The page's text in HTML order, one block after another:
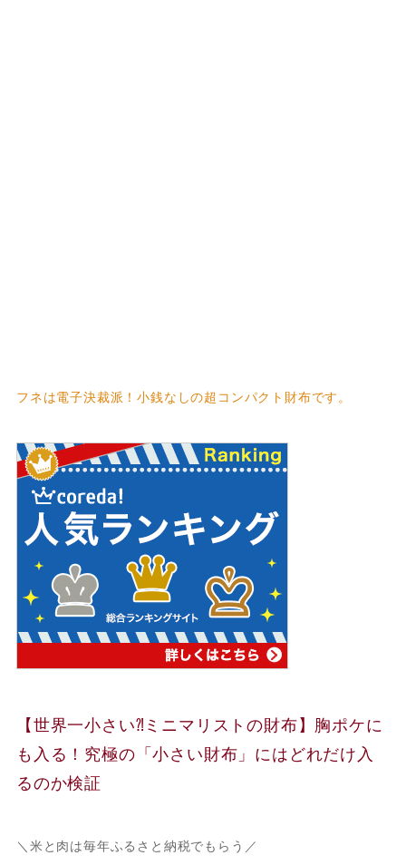
フネは電子決裁派！小銭なしの超コンパクト財布です。
【世界一小さい⁈ミニマリストの財布】胸ポケに
も入る！究極の「小さい財布」にはどれだけ入
るのか検証
＼米と肉は毎年ふるさと納税でもらう／